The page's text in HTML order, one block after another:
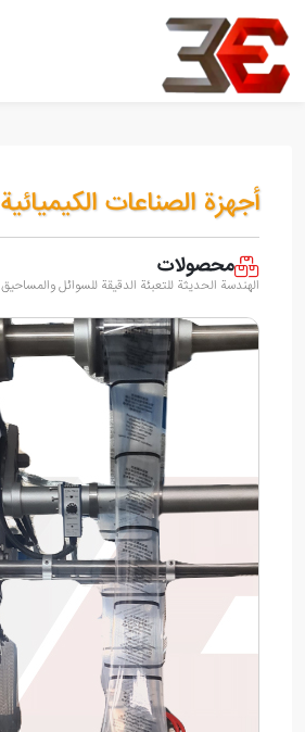
أجهزة الصناعات الكيميائية
محصولات
الهندسة الحديثة للتعبئة الدقيقة للسوائل والمساحيق